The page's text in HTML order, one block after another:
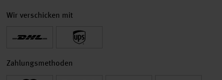
Wir verschicken mit
Zahlungsmethoden